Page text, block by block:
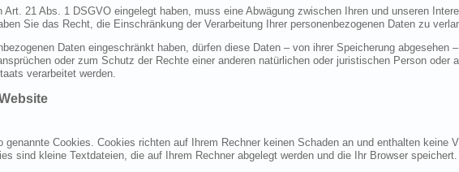
Art. 21 Abs. 1 DSGVO eingelegt haben, muss eine Abwägung zwischen Ihren und unseren
Sie das Recht, die Einschränkung der Verarbeitung Ihrer personenbezogenen Daten zu
Daten eingeschränkt haben, dürfen diese Daten – von ihrer Speicherung abgesehen
oder zum Schutz der Rechte einer anderen natürlichen oder juristischen Person
verarbeitet werden.
genannte Cookies. Cookies richten auf Ihrem Rechner keinen Schaden an und enthalten keine
sind kleine Textdateien, die auf Ihrem Rechner abgelegt werden und die Ihr Browser speichert.